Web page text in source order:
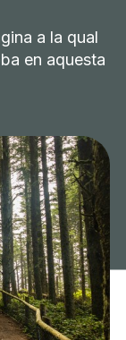
a la qual
en aquesta